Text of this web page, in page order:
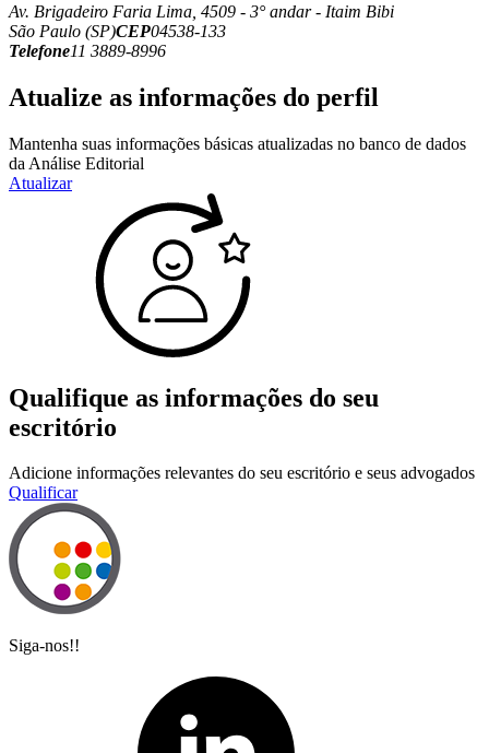
Av. Brigadeiro Faria Lima, 4509 - 3° andar - Itaim Bibi
São Paulo (SP)CEP04538-133
Telefone11 3889-8996
Atualize as informações do perfil
Mantenha suas informações básicas atualizadas no banco de dados
da Análise Editorial
Atualizar
Qualifique as informações do seu
escritório
Adicione informações relevantes do seu escritório e seus advogados
Qualificar
Siga-nos!!